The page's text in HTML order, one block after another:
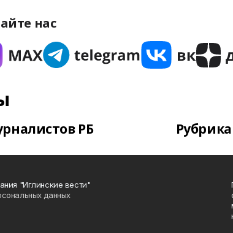
нас
РБ
"Иглинские вести"
данных